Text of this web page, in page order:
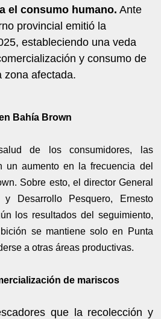
el consumo humano. Ante
provincial emitió la
estableciendo una veda
y consumo de
zona afectada.
Bahía Brown
de los consumidores, las
un aumento en la frecuencia del
Sobre esto, el director General
Desarrollo Pesquero, Ernesto
los resultados del seguimiento,
se mantiene solo en Punta
a otras áreas productivas.
de mariscos
que la recolección y